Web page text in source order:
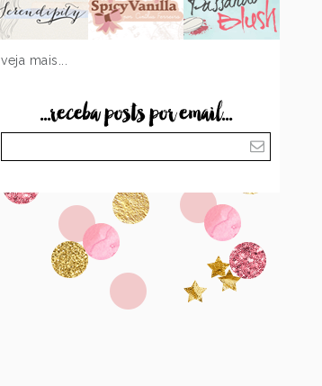
veja mais...
...receba posts por email...